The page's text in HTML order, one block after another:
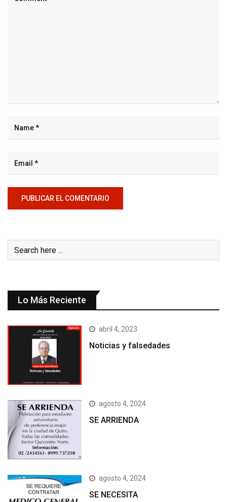
Lo Más Reciente
abril 4, 2023
Noticias y falsedades
agosto 4, 2024
SE ARRIENDA
agosto 4, 2024
SE NECESITA